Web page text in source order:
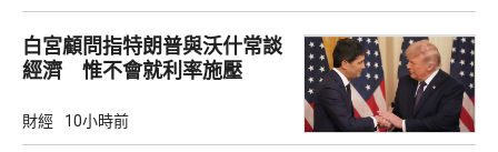
白宮顧問指特朗普與沃什常談
經濟 惟不會就利率施壓
財經 10小時前